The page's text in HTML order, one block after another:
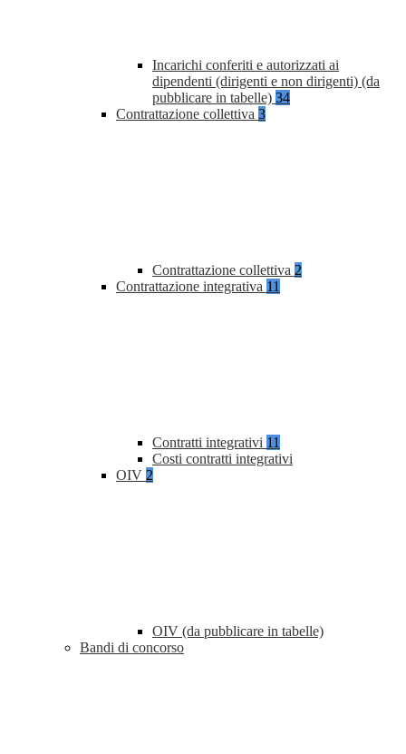
Incarichi conferiti e autorizzati ai
dipendenti (dirigenti e non dirigenti) (da
pubblicare in tabelle) 34
Contrattazione collettiva 3
Contrattazione collettiva 2
Contrattazione integrativa 11
Contratti integrativi 11
Costi contratti integrativi
OIV 2
OIV (da pubblicare in tabelle)
Bandi di concorso